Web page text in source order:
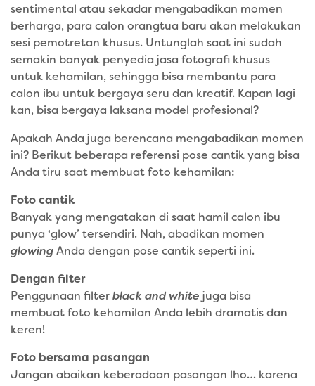
sentimental atau sekadar mengabadikan momen
berharga, para calon orangtua baru akan melakukan
sesi pemotretan khusus. Untunglah saat ini sudah
semakin banyak penyedia jasa fotografi khusus
untuk kehamilan, sehingga bisa membantu para
calon ibu untuk bergaya seru dan kreatif. Kapan lagi
kan, bisa bergaya laksana model profesional?
Apakah Anda juga berencana mengabadikan momen
ini? Berikut beberapa referensi pose cantik yang bisa
Anda tiru saat membuat foto kehamilan:
Foto cantik
Banyak yang mengatakan di saat hamil calon ibu
punya ‘glow’ tersendiri. Nah, abadikan momen
glowing Anda dengan pose cantik seperti ini.
Dengan filter
Penggunaan filter black and white juga bisa
membuat foto kehamilan Anda lebih dramatis dan
keren!
Foto bersama pasangan
Jangan abaikan keberadaan pasangan lho… karena